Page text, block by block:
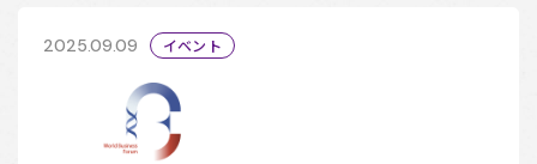
2025.09.09 イベント